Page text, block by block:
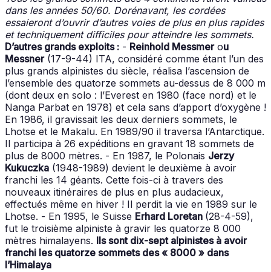
dans les années 50/60. Dorénavant, les cordées
essaieront d’ouvrir d’autres voies de plus en plus rapides
et techniquement difficiles pour atteindre les sommets.
D’autres grands exploits : - Reinhold Messmerou
Messner(17-9-44) ITA, considéré comme étant l’un des
plus grands alpinistes du siècle, réalisa l’ascension de
l’ensemble des quatorze sommets au-dessus de 8 000 m
(dont deux en solo : l’Everest en 1980 (face nord) et le
Nanga Parbat en 1978) et cela sans d’apport d’oxygène !
En 1986, il gravissait les deux derniers sommets, le
Lhotse et le Makalu. En 1989/90 il traversa l’Antarctique.
Il participa à 26 expéditions en gravant 18 sommets de
plus de 8000 mètres. - En 1987, le Polonais Jerzy
Kukuczka (1948-1989) devient le deuxième à avoir
franchi les 14 géants. Cette fois-ci à travers des
nouveaux itinéraires de plus en plus audacieux,
effectués même en hiver ! Il perdit la vie en 1989 sur le
Lhotse. - En 1995, le Suisse Erhard Loretan (28-4-59),
fut le troisième alpiniste à gravir les quatorze 8 000
mètres himalayens. Ils sont dix-sept alpinistes à avoir
franchi les quatorze sommets des « 8000 » dans
l’Himalaya